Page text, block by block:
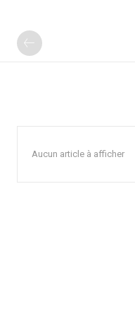
Aucun article à afficher